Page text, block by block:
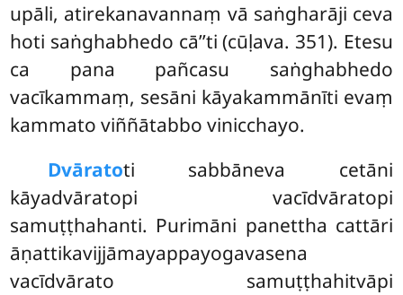
upāli, atirekanavannaṃ vā saṅgharāji ceva
hoti saṅghabhedo cā’’ti (cūḷava. 351). Etesu
ca pana pañcasu saṅghabhedo
vacīkammaṃ, sesāni kāyakammānīti evaṃ
kammato viññātabbo vinicchayo.
Dvāratoti sabbāneva cetāni
kāyadvāratopi vacīdvāratopi
samuṭṭhahanti. Purimāni panettha cattāri
āṇattikavijjāmayappayogavasena
vacīdvārato samuṭṭhahitvāpi